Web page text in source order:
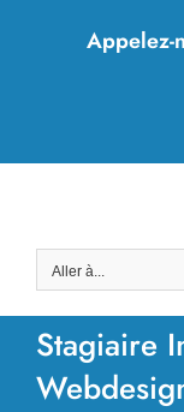
Aller à...
Stagiaire